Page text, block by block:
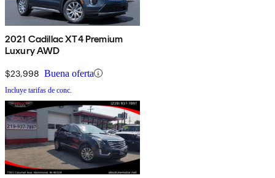
2021 Cadillac XT4 Premium
Luxury AWD
$23,998 Buena oferta
Incluye tarifas de conc.